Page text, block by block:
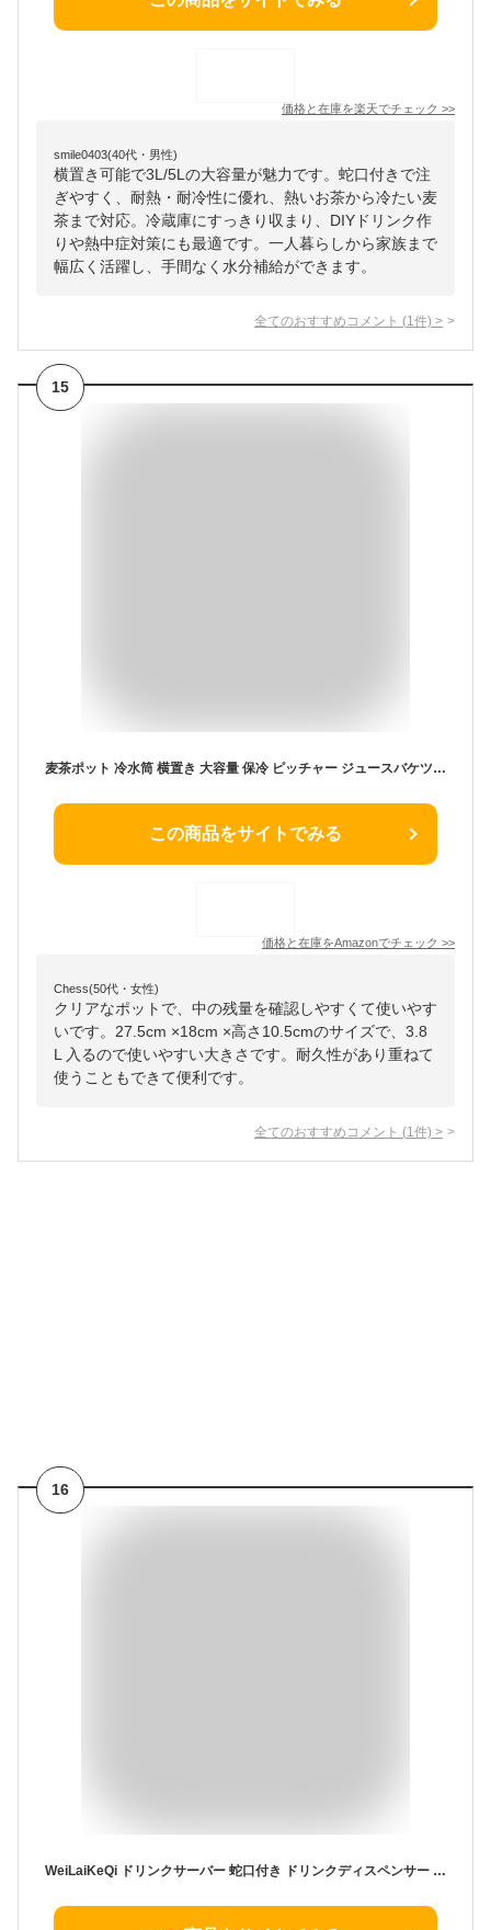
価格と在庫を楽天でチェック >>
smile0403(40代・男性)
横置き可能で3L/5Lの大容量が魅力です。蛇口付きで注
ぎやすく、耐熱・耐冷性に優れ、熱いお茶から冷たい麦
茶まで対応。冷蔵庫にすっきり収まり、DIYドリンク作
りや熱中症対策にも最適です。一人暮らしから家族まで
幅広く活躍し、手間なく水分補給ができます。
全てのおすすめコメント (1 件) >
15
麦茶ポット 冷水筒 横置き 大容量 保冷 ピッチャー ジュースバケツ ドリンクピッチャー ウォーターピッチャー 飲料水バケット 冷蔵庫 ポット 冷水筒 ピッチャー 冷水ボトル ドリンクピッチャー 3.8Lリットル ピッチャー 蛇口付き 家庭用飲料冷蔵庫 家庭 お店用
この商品をサイトでみる
価格と在庫をAmazonでチェック >>
Chess(50代・女性)
クリアなポットで、中の残量を確認しやすくて使いやす
いです。27.5cm ×18cm ×高さ10.5cmのサイズで、3.8
L 入るので使いやすい大きさです。耐久性があり重ねて
使うこともできて便利です。
全てのおすすめコメント (1 件) >
16
WeiLaiKeQi ドリンクサーバー 蛇口付き ドリンクディスペンサー ジュースサーバー 蛇口付きボトル ドリンクピッチャー 冷蔵庫 サーバー ウォーターサーバー 冷水筒 麦茶ポット 飲み物ジュースディスペンサー ティーポット, 5L